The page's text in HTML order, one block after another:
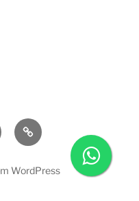
Tecnologia
WordPress